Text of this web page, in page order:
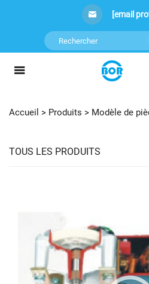
[email
Accueil > Produits > Modèle de
TOUS LES PRODUITS